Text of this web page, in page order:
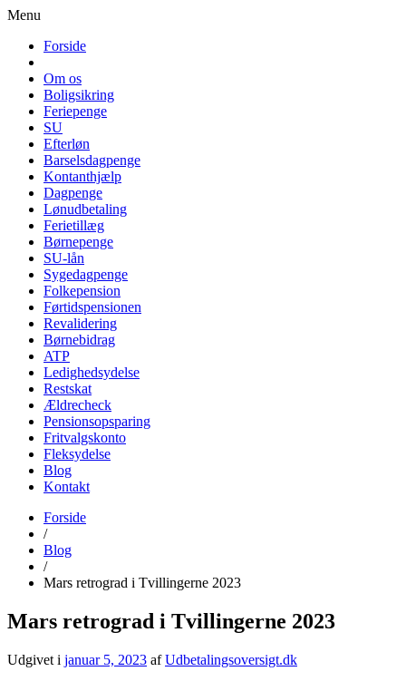
Menu
Forside
Om os
Boligsikring
Feriepenge
SU
Efterløn
Barselsdagpenge
Kontanthjælp
Dagpenge
Lønudbetaling
Ferietillæg
Børnepenge
SU-lån
Sygedagpenge
Folkepension
Førtidspensionen
Revalidering
Børnebidrag
ATP
Ledighedsydelse
Restskat
Ældrecheck
Pensionsopsparing
Fritvalgskonto
Fleksydelse
Blog
Kontakt
udbetalingsoversigt.dk
Find alle datoer for udbetaling fra det offentlige her
Forside
/
Blog
/
Mars retrograd i Tvillingerne 2023
Mars retrograd i Tvillingerne 2023
Udgivet i januar 5, 2023 afUdbetalingsoversigt.dk